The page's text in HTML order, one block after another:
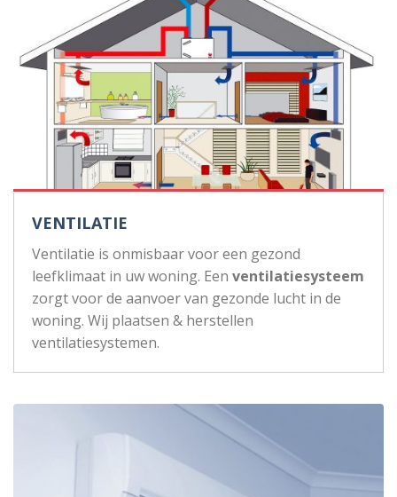
VENTILATIE
Ventilatie is onmisbaar voor een gezond
leefklimaat in uw woning. Een ventilatiesysteem
zorgt voor de aanvoer van gezonde lucht in de
woning. Wij plaatsen & herstellen
ventilatiesystemen.